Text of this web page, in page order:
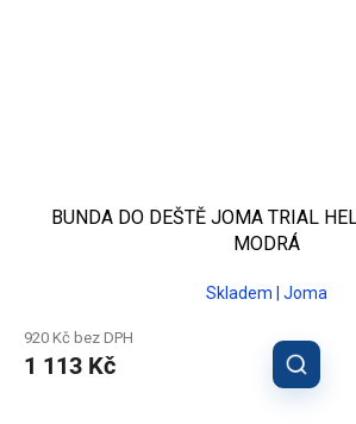
BUNDA DO DEŠTĚ JOMA TRIAL
MODRÁ
Skladem | Joma
920 Kč bez DPH
1 113 Kč